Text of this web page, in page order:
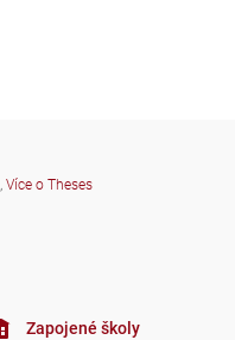
, Více o Theses
Zapojené školy